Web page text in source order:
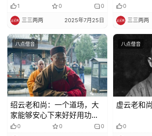
1 0 0
三三两两 2025年7月25日
0
三三两两
八点僧音
绍云老和尚：一个道场，大
家能够安心下来好好用功办
道啊，不是件容易事！
0 0 0
八点僧音
虚云老和
0